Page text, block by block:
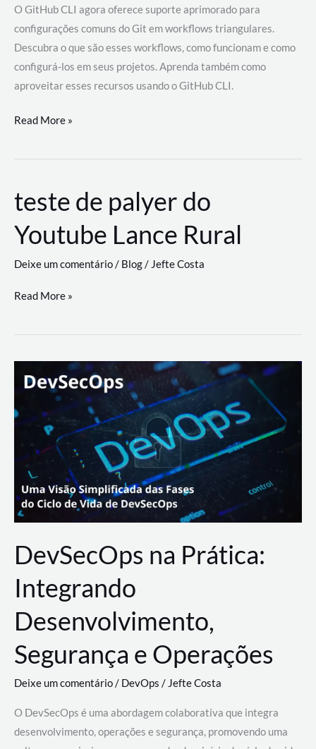
O GitHub CLI agora oferece suporte aprimorado para
configurações comuns do Git em workflows triangulares.
Descubra o que são esses workflows, como funcionam e como
configurá-los em seus projetos. Aprenda também como
aproveitar esses recursos usando o GitHub CLI.
GitHub
revoluciona
de
trabalho
com
a
workflows
Read More »
teste de palyer do
Youtube Lance Rural
Deixe um comentário/ Blog/ Jefte Costa
teste
palyer
Lance
Rural
Read More »
DevSecOps na Prática:
Integrando
Desenvolvimento,
Segurança e Operações
Deixe um comentário/ DevOps /Jefte Costa
O DevSecOps é uma abordagem colaborativa que integra
desenvolvimento, operações e segurança, promovendo uma